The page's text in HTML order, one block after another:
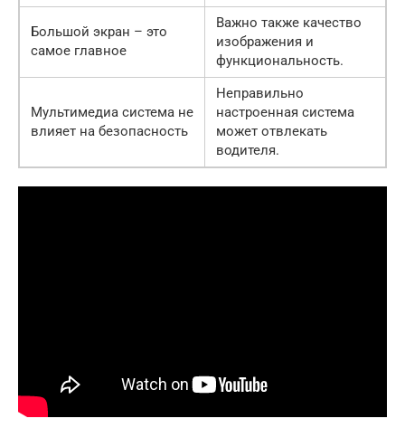
Большой экран – это
самое главное
Важно также качество
изображения и
функциональность.
Мультимедиа система не
влияет на безопасность
Неправильно
настроенная система
может отвлекать
водителя.